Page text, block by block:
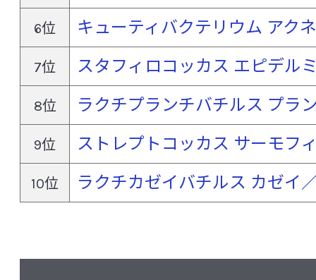
6位 キューティバクテリウム アク
7位 スタフィロコッカス エピデル
8位 ラクチプランチバチルス プラ
9位 ストレプトコッカス サーモフ
10位 ラクチカゼイバチルス カゼイ